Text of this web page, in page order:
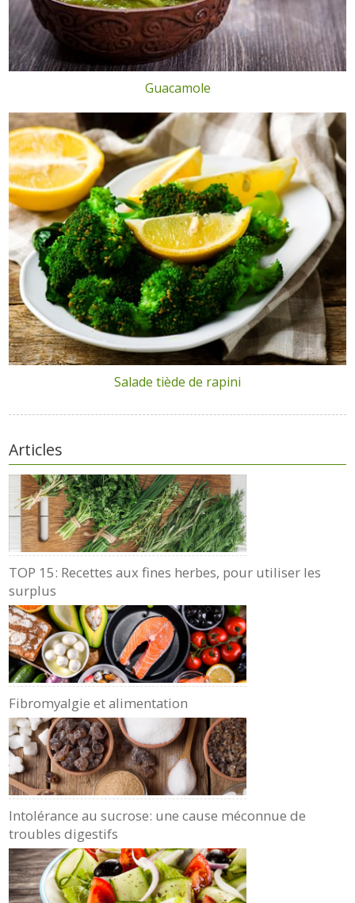
Guacamole
Salade tiède de rapini
Articles
TOP 15: Recettes aux fines herbes, pour utiliser les
surplus
Fibromyalgie et alimentation
Intolérance au sucrose: une cause méconnue de
troubles digestifs